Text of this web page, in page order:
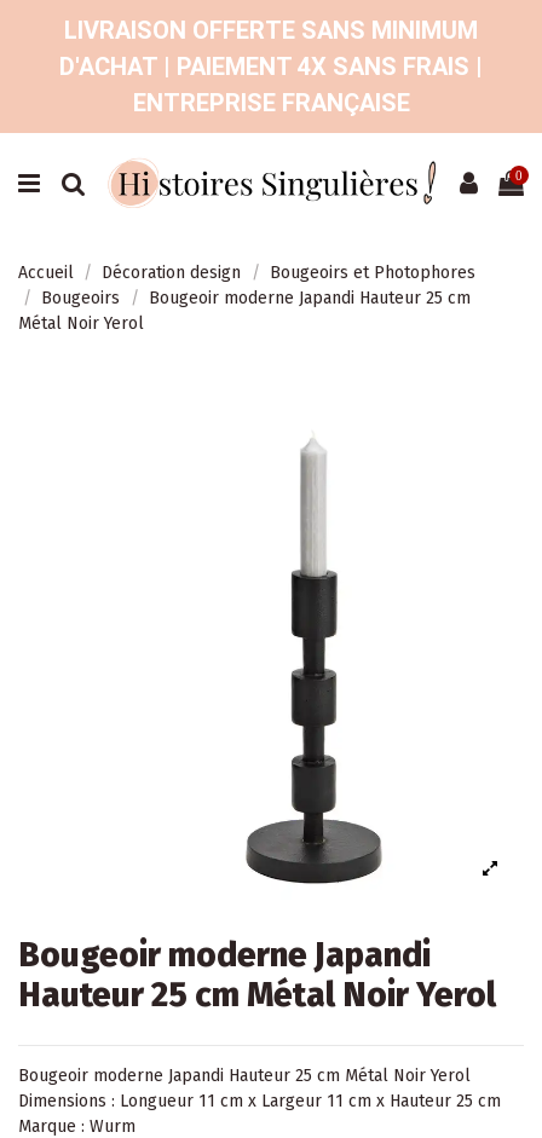
LIVRAISON OFFERTE SANS MINIMUM
D'ACHAT | PAIEMENT 4X SANS FRAIS |
ENTREPRISE FRANÇAISE
0
Accueil Décoration design
Bougeoirs et Photophores
Bougeoirs
Bougeoir moderne Japandi Hauteur 25 cm
Métal Noir Yerol
Bougeoir moderne Japandi
Hauteur 25 cm Métal Noir Yerol
Bougeoir moderne Japandi Hauteur 25 cm Métal Noir Yerol
Dimensions : Longueur 11 cm x Largeur 11 cm x Hauteur 25 cm
Marque : Wurm